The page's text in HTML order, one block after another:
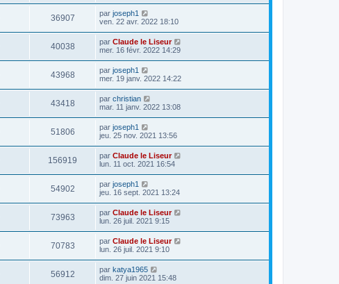
36907 par joseph1
ven. 22 avr. 2022 18:10
40038 par Claude le Liseur
mer. 16 févr. 2022 14:29
43968 par joseph1
mer. 19 janv. 2022 14:22
43418 par christian
mar. 11 janv. 2022 13:08
51806 par joseph1
jeu. 25 nov. 2021 13:56
156919 par Claude le Liseur
lun. 11 oct. 2021 16:54
54902 par joseph1
jeu. 16 sept. 2021 13:24
73963 par Claude le Liseur
lun. 26 juil. 2021 9:15
70783 par Claude le Liseur
lun. 26 juil. 2021 9:10
56912 par katya1965
dim. 27 juin 2021 15:48